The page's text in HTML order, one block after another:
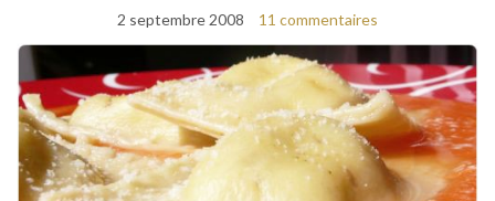
2 septembre 2008 11 commentaires